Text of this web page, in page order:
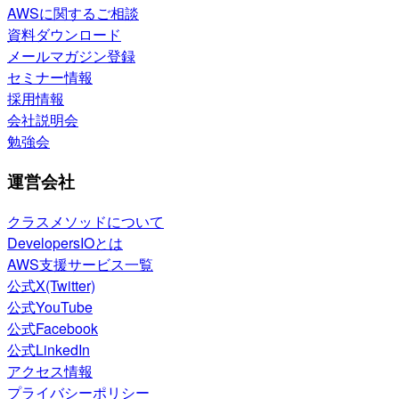
AWSに関するご相談
資料ダウンロード
メールマガジン登録
セミナー情報
採用情報
会社説明会
勉強会
運営会社
クラスメソッドについて
DevelopersIOとは
AWS支援サービス一覧
公式X(Twitter)
公式YouTube
公式Facebook
公式LinkedIn
アクセス情報
プライバシーポリシー